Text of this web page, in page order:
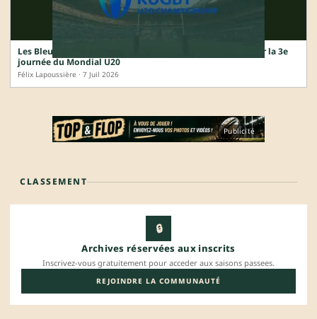
Les Bleuets connaissent leur tableau : le point complet sur la 3e
journée du Mondial U20
Félix Lapoussière · 7 Juil 2026
Publicité
CLASSEMENT
🔒
Archives réservées aux inscrits
Inscrivez-vous gratuitement pour acceder aux saisons passees.
REJOINDRE LA COMMUNAUTÉ